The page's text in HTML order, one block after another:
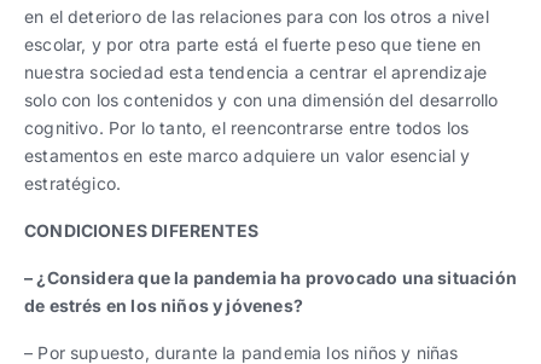
en el deterioro de las relaciones para con los otros a nivel
escolar, y por otra parte está el fuerte peso que tiene en
nuestra sociedad esta tendencia a centrar el aprendizaje
solo con los contenidos y con una dimensión del desarrollo
cognitivo. Por lo tanto, el reencontrarse entre todos los
estamentos en este marco adquiere un valor esencial y
estratégico.
CONDICIONES DIFERENTES
– ¿Considera que la pandemia ha provocado una situación
de estrés en los niños y jóvenes?
– Por supuesto, durante la pandemia los niños y niñas